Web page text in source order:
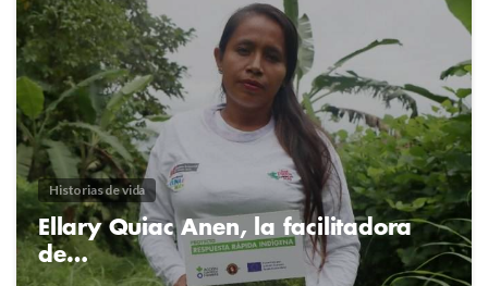
Historias de vida
Ellary Quiac Anen, la facilitadora
de…